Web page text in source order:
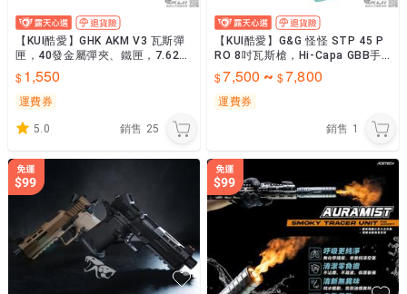
【KUI酷愛】GHK AKM V3 瓦斯彈
匣，40發金屬彈夾、鐵匣，7.62款
（AK47S、AIMS、105）12545
1,550
運費券
5.0 銷售 25
【KUI酷愛】G&G 怪怪 STP 45 P
RO 8吋瓦斯槍，Hi-Capa GBB手
槍，BB槍短槍~STP451
7,500 ~ 7,800
運費券
銷售 1